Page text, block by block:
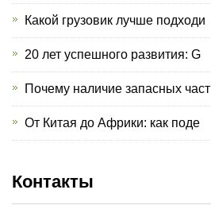
Какой грузовик лучше подходи
20 лет успешного развития: G
Почему наличие запасных част
От Китая до Африки: как поде
Контакты